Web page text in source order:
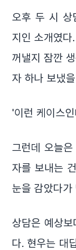
오후 두 시 상
지인 소개였다
꺼낼지 잠깐
자 하나 보냈
'이런 케이스
그런데 오늘
자를 보내는
눈을 감았다가
상담은 예상
다. 현우는 대